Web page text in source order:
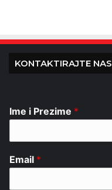
KONTAKTIRAJTE NAS
Ime i Prezime *
Email *